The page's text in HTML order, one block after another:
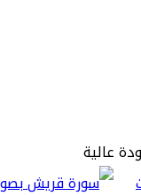
عالية